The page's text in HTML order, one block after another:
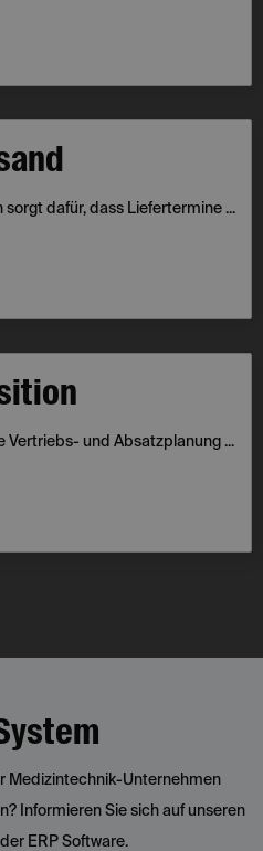
sorgt dafür, dass Liefertermine ...
Vertriebs- und Absatzplanung ...
Medizintechnik-Unternehmen
Informieren Sie sich auf unseren
ERP Software.